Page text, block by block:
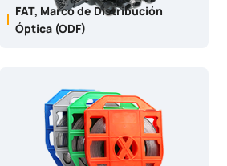
FAT, Marco de Distribución
Óptica (ODF)